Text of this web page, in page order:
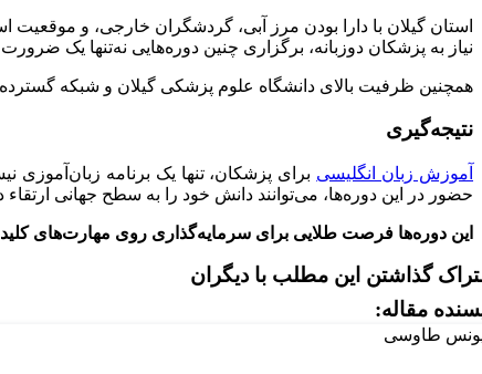
استان گیلان با دارا بودن مرز آبی، گردشگران خارجی، و
نیاز به پزشکان دوزبانه، برگزاری چنین دوره‌هایی نه‌تنها یک
همچنین ظرفیت بالای دانشگاه علوم پزشکی گیلان و شبکه
نتیجه‌گیری
آموزش زبان انگلیسی برای پزشکان، تنها یک برنامه
حضور در این دوره‌ها، می‌توانند دانش خود را به سطح جهانی
این دوره‌ها فرصت طلایی برای سرمایه‌گذاری روی مهارت‌های
گذاشتن این مطلب با دیگران
مقاله: